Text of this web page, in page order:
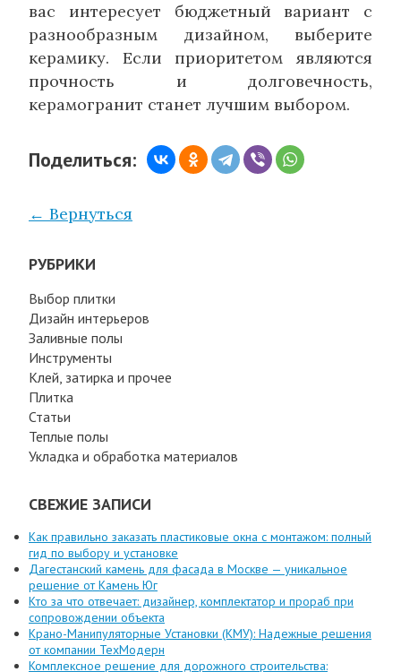
вас интересует бюджетный вариант с
разнообразным дизайном, выберите
керамику. Если приоритетом являются
прочность и долговечность,
керамогранит станет лучшим выбором.
Поделиться:
← Вернуться
РУБРИКИ
Выбор плитки
Дизайн интерьеров
Заливные полы
Инструменты
Клей, затирка и прочее
Плитка
Статьи
Теплые полы
Укладка и обработка материалов
СВЕЖИЕ ЗАПИСИ
Как правильно заказать пластиковые окна с монтажом: полный
гид по выбору и установке
Дагестанский камень для фасада в Москве — уникальное
решение от Камень Юг
Кто за что отвечает: дизайнер, комплектатор и прораб при
сопровождении объекта
Крано-Манипуляторные Установки (КМУ): Надежные решения
от компании ТехМодерн
Комплексное решение для дорожного строительства: